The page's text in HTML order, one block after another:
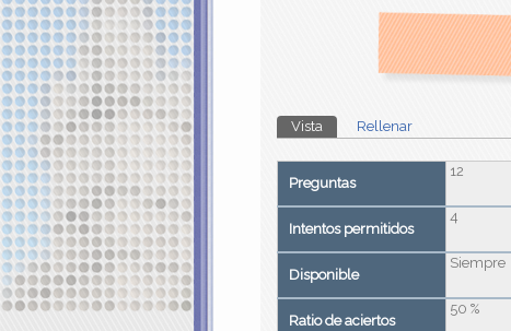
Solapas principales
Vista(solapa activa)
Rellenar
Preguntas
12
Intentos permitidos
4
Disponible
Siempre
Ratio de aciertos
50 %